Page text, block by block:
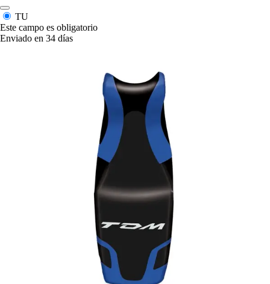
TU
Este campo es obligatorio
Enviado en 34 días